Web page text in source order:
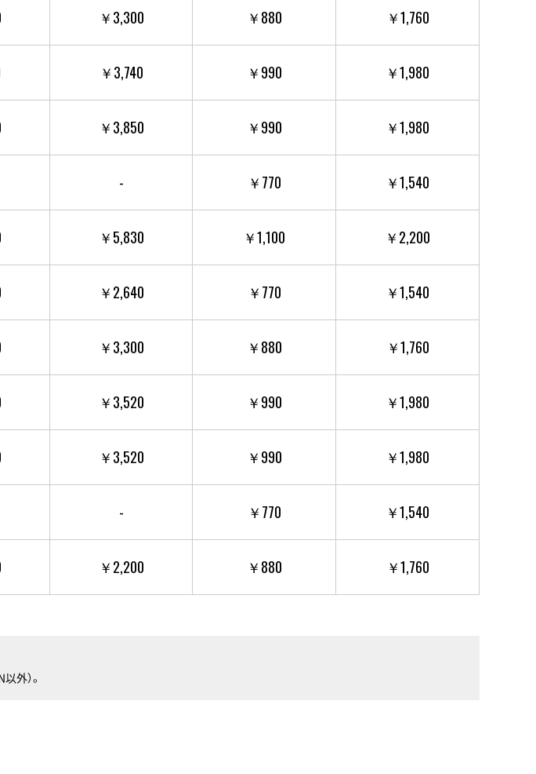
￥3,300 ￥880 ￥1,760
￥3,740 ￥990 ￥1,980
￥3,850 ￥990 ￥1,980
- ￥770 ￥1,540
￥5,830 ￥1,100 ￥2,200
￥2,640 ￥770 ￥1,540
￥3,300 ￥880 ￥1,760
￥3,520 ￥990 ￥1,980
￥3,520 ￥990 ￥1,980
- ￥770 ￥1,540
￥2,200 ￥880 ￥1,760
外）。